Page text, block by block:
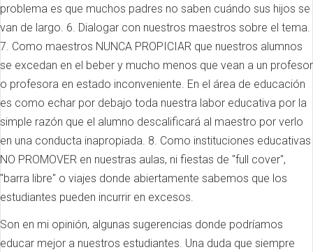
problema es que muchos padres no saben cuándo sus hijos se
van de largo. 6. Dialogar con nuestros maestros sobre el tema.
7. Como maestros NUNCA PROPICIAR que nuestros alumnos
se excedan en el beber y mucho menos que vean a un profesor
o profesora en estado inconveniente. En el área de educación
es como echar por debajo toda nuestra labor educativa por la
simple razón que el alumno descalificará al maestro por verlo
en una conducta inapropiada. 8. Como instituciones educativas
NO PROMOVER en nuestras aulas, ni fiestas de "full cover",
"barra libre" o viajes donde abiertamente sabemos que los
estudiantes pueden incurrir en excesos.
Son en mi opinión, algunas sugerencias donde podríamos
educar mejor a nuestros estudiantes. Una duda que siempre